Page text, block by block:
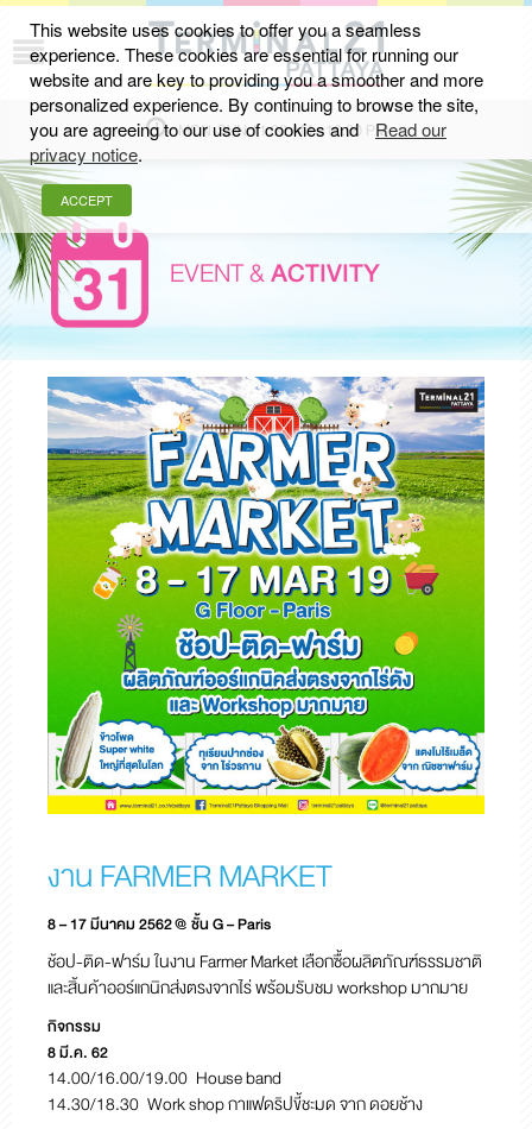
MON-SUN 11.00 AM - 10.00 PM
EVENT &ACTIVITY
งาน FARMER MARKET
8 – 17 มีนาคม 2562 @ ชั้น G – Paris
ช้อป-ติด-ฟาร์ม ในงาน Farmer Market เลือกซื้อผลิตภัณฑ์ธรรมชาติ
และสิ้นค้าออร์แกนิกส่งตรงจากไร่ พร้อมรับชม workshop มากมาย
กิจกรรม
8 มี.ค. 62
14.00/16.00/19.00 House band
14.30/18.30 Work shop กาแฟดริปขี้ชะมด จาก ดอยช้าง
This website uses cookies to offer you a seamless
experience. These cookies are essential for running our
website and are key to providing you a smoother and more
personalized experience. By continuing to browse the site,
you are agreeing to our use of cookies and
Read our
privacy notice.
ACCEPT